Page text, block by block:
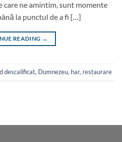
care ne amintim, sunt momente
la punctul de a fi […]
READING →
descalificat, Dumnezeu, har, restaurare